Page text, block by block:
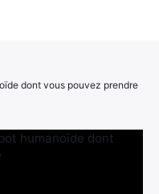
dont vous pouvez prendre